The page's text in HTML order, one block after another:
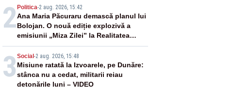
2 Politica-2 aug. 2026, 15:42
Ana Maria Păcuraru demască planul lui
Bolojan. O nouă ediție explozivă a
emisiunii „Miza Zilei” la Realitatea
PLUS
3 Social -2 aug. 2026, 15:48
Misiune ratată la Izvoarele, pe Dunăre:
stânca nu a cedat, militarii reiau
detonările luni – VIDEO